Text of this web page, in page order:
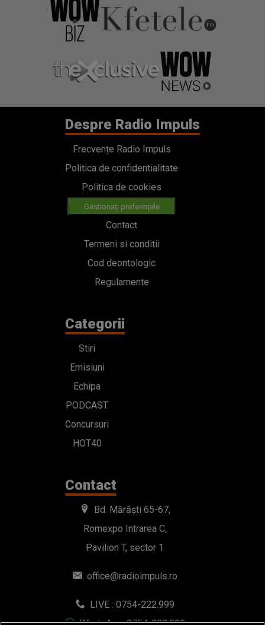
Despre Radio Impuls
Frecvențe Radio Impuls
Politica de confidentialitate
Politica de cookies
Gestionați preferințele
Contact
Termeni si conditii
Cod deontologic
Regulamente
Categorii
Stiri
Emisiuni
Echipa
PODCAST
Concursuri
HOT40
Contact
Bd. Mărăști 65-67,
Romexpo Intrarea C,
Pavilion T, sector 1
office@radioimpuls.ro
LIVE : 0754-222.999